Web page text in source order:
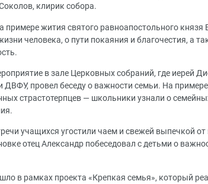
клирик собора.
примере жития святого равноапостольного
человека, о пути покаяния и благочестия, а
в зале Церковных собраний, где иерей
ДВФУ, провел беседу о важности семьи. На
страстотерпцев — школьники узнали о
учащихся угостили чаем и свежей выпечкой
отец Александр побеседовал с детьми о
в рамках проекта «Крепкая семья», который